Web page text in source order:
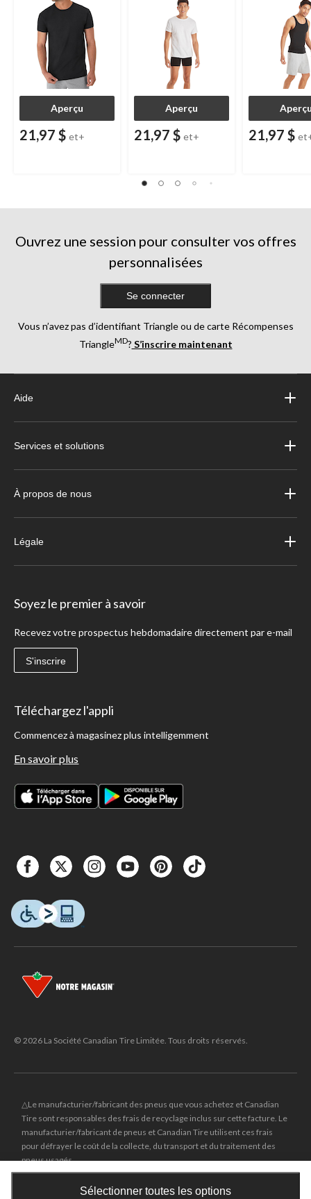
Sélectionner toutes les options
Aperçu
21,97 $ et+
Aperçu
21,97 $ et+ 21,97 $
Ouvrez une session pour consulter vos offres
personnalisées
Se connecter
Vous n’avez pas d’identifiant Triangle ou de carte Récompenses
TriangleMD? S’inscrire maintenant
Aide
Services et solutions
À propos de nous
Légale
Soyez le premier à savoir
Recevez votre prospectus hebdomadaire directement par e-mail
S'inscrire
Téléchargez l'appli
Commencez à magasinez plus intelligemment
En savoir plus
© 2026 La Société Canadian Tire Limitée. Tous droits réservés.
△Le manufacturier/fabricant des pneus que vous achetez et Canadian
Tire sont responsables des frais de recyclage inclus sur cette facture. Le
manufacturier/fabricant de pneus et Canadian Tire utilisent ces frais
pour défrayer le coût de la collecte, du transport et du traitement des
pneus usagés.
MD
marques de commerce déposées de la Société Canadian Tire Limitée.